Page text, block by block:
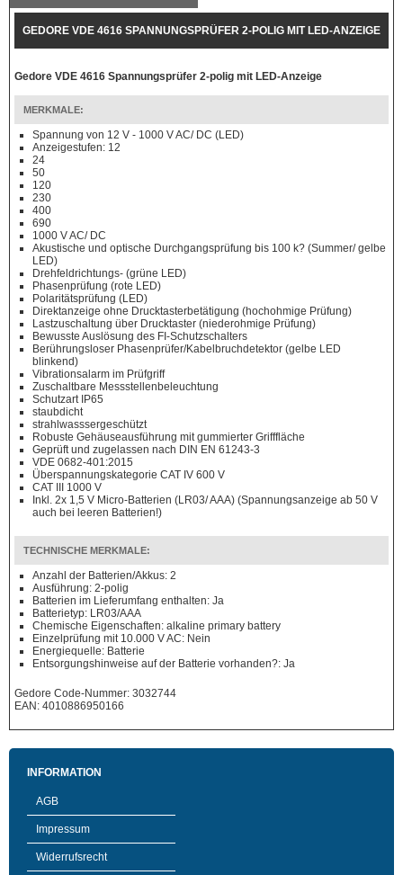
GEDORE VDE 4616 SPANNUNGSPRÜFER 2-POLIG MIT LED-ANZEIGE
Gedore VDE 4616 Spannungsprüfer 2-polig mit LED-Anzeige
MERKMALE:
Spannung von 12 V - 1000 V AC/ DC (LED)
Anzeigestufen: 12
24
50
120
230
400
690
1000 V AC/ DC
Akustische und optische Durchgangsprüfung bis 100 k? (Summer/ gelbe
LED)
Drehfeldrichtungs- (grüne LED)
Phasenprüfung (rote LED)
Polaritätsprüfung (LED)
Direktanzeige ohne Drucktasterbetätigung (hochohmige Prüfung)
Lastzuschaltung über Drucktaster (niederohmige Prüfung)
Bewusste Auslösung des FI-Schutzschalters
Berührungsloser Phasenprüfer/Kabelbruchdetektor (gelbe LED
blinkend)
Vibrationsalarm im Prüfgriff
Zuschaltbare Messstellenbeleuchtung
Schutzart IP65
staubdicht
strahlwasssergeschützt
Robuste Gehäuseausführung mit gummierter Grifffläche
Geprüft und zugelassen nach DIN EN 61243-3
VDE 0682-401:2015
Überspannungskategorie CAT IV 600 V
CAT III 1000 V
Inkl. 2x 1,5 V Micro-Batterien (LR03/ AAA) (Spannungsanzeige ab 50 V
auch bei leeren Batterien!)
TECHNISCHE MERKMALE:
Anzahl der Batterien/Akkus: 2
Ausführung: 2-polig
Batterien im Lieferumfang enthalten: Ja
Batterietyp: LR03/AAA
Chemische Eigenschaften: alkaline primary battery
Einzelprüfung mit 10.000 V AC: Nein
Energiequelle: Batterie
Entsorgungshinweise auf der Batterie vorhanden?: Ja
Gedore Code-Nummer: 3032744
EAN: 4010886950166
INFORMATION
AGB
Impressum
Widerrufsrecht